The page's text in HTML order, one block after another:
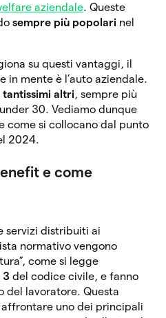
aziendale. Queste
sempre più popolari nel
su questi vantaggi, il
in mente è l’auto aziendale.
tantissimi altri, sempre più
30. Vediamo dunque
come si collocano dal punto
2024.
e come
servizi distribuiti ai
normativo vengono
come si legge
3 del codice civile, e fanno
del lavoratore. Questa
uno dei principali